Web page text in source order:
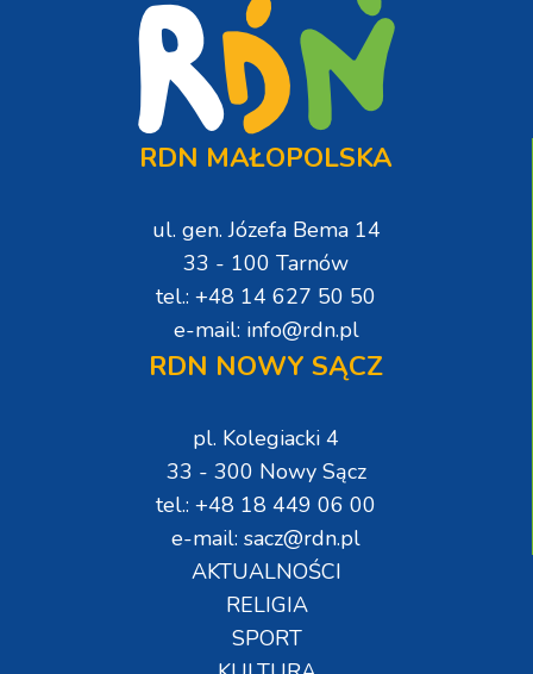
RDN MAŁOPOLSKA
ul. gen. Józefa Bema 14
33 - 100 Tarnów
tel.: +48 14 627 50 50
e-mail: info@rdn.pl
RDN NOWY SĄCZ
pl. Kolegiacki 4
33 - 300 Nowy Sącz
tel.: +48 18 449 06 00
e-mail: sacz@rdn.pl
AKTUALNOŚCI
RELIGIA
SPORT